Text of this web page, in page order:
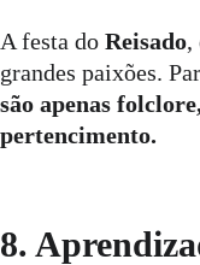
A festa do Reisado,
grandes paixões.
são apenas
pertencimento.
8.